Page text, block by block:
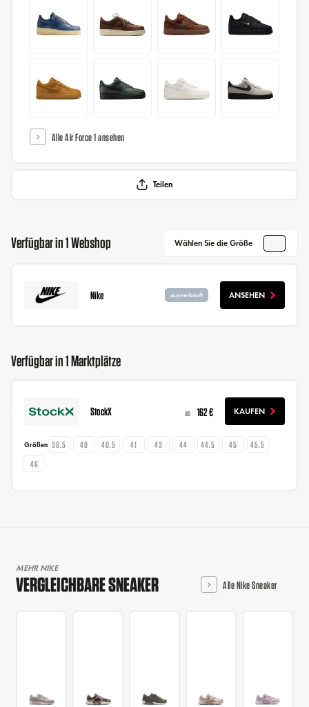
Alle Air Force 1 ansehen
Teilen
Verfügbar in 1 Webshop Wählen Sie die Größe
Nike ausverkauft ANSEHEN
Verfügbar in 1 Marktplätze
StockX ab 162 € KAUFEN
Größen 38.5 40 40.5 41 43 44 44.5 45
45.5
46
MEHR NIKE
VERGLEICHBARE SNEAKER Alle Nike Sneaker